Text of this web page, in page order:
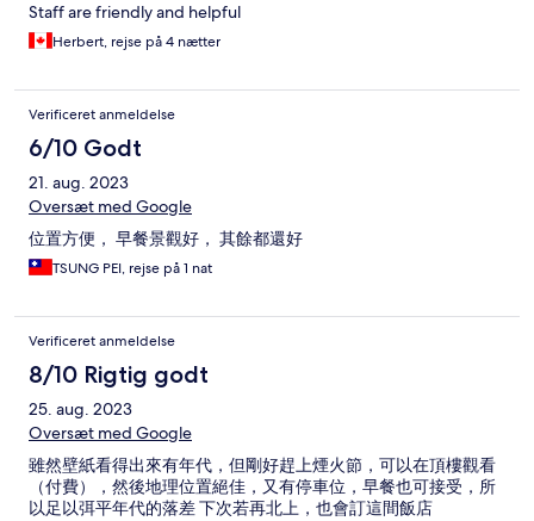
Staff are friendly and helpful
Herbert, rejse på 4 nætter
Verificeret anmeldelse
6/10 Godt
21. aug. 2023
Oversæt med Google
位置方便， 早餐景觀好， 其餘都還好
TSUNG PEI, rejse på 1 nat
Verificeret anmeldelse
8/10 Rigtig godt
25. aug. 2023
Oversæt med Google
雖然壁紙看得出來有年代，但剛好趕上煙火節，可以在頂樓觀看
（付費），然後地理位置絕佳，又有停車位，早餐也可接受，所
以足以弭平年代的落差 下次若再北上，也會訂這間飯店